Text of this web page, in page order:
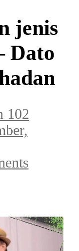
jenis
Dato
102
on